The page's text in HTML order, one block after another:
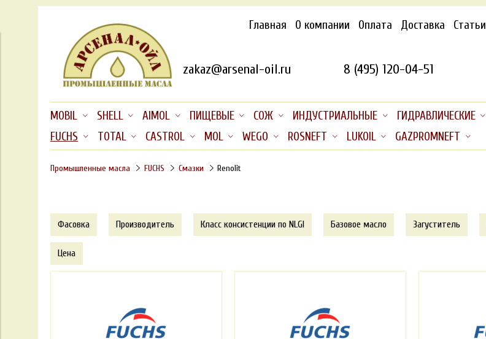
Главная О компании Оплата Доставка Статьи
zakaz@arsenal-oil.ru 8 (495) 120-04-51
MOBIL SHELL AIMOL ПИЩЕВЫЕ СОЖ ИНДУСТРИАЛЬНЫЕ ГИДРАВЛИЧЕСКИЕ
FUCHS
TOTAL CASTROL MOL WEGO ROSNEFT LUKOIL GAZPROMNEFT
Промышленные масла FUCHS Смазки Renolit
Фасовка Производитель Класс консистенции по NLGI Базовое масло Загуститель
Цена